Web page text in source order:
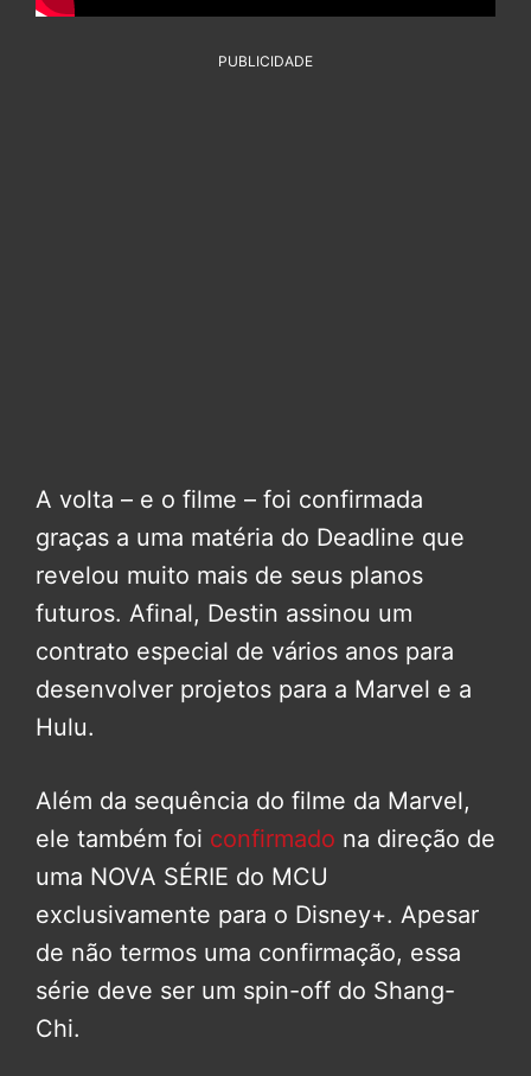
PUBLICIDADE
A volta – e o filme – foi confirmada
graças a uma matéria do Deadline que
revelou muito mais de seus planos
futuros. Afinal, Destin assinou um
contrato especial de vários anos para
desenvolver projetos para a Marvel e a
Hulu.
Além da sequência do filme da Marvel,
ele também foi confirmado na direção de
uma NOVA SÉRIE do MCU
exclusivamente para o Disney+. Apesar
de não termos uma confirmação, essa
série deve ser um spin-off do Shang-
Chi.